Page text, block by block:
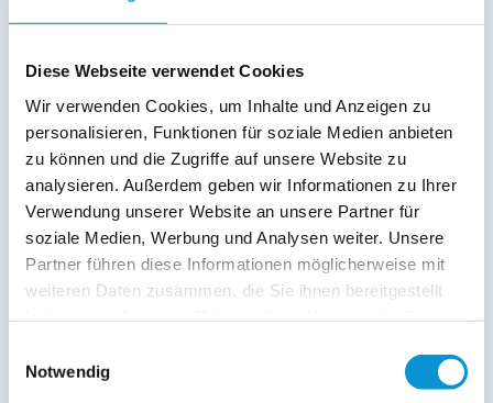
Diese Webseite verwendet Cookies
Wir verwenden Cookies, um Inhalte und Anzeigen zu
personalisieren, Funktionen für soziale Medien anbieten
zu können und die Zugriffe auf unsere Website zu
analysieren. Außerdem geben wir Informationen zu Ihrer
Verwendung unserer Website an unsere Partner für
soziale Medien, Werbung und Analysen weiter. Unsere
Partner führen diese Informationen möglicherweise mit
weiteren Daten zusammen, die Sie ihnen bereitgestellt
Notwendig
Kopie der Nachricht per Mail zusenden
Reiseversicherungs­informationen anfordern
Ich habe dieDatenschutzhinweisegelesen und bin
*
Ostsee-Ferienwohnungen.de erhebt, verarbeitet und